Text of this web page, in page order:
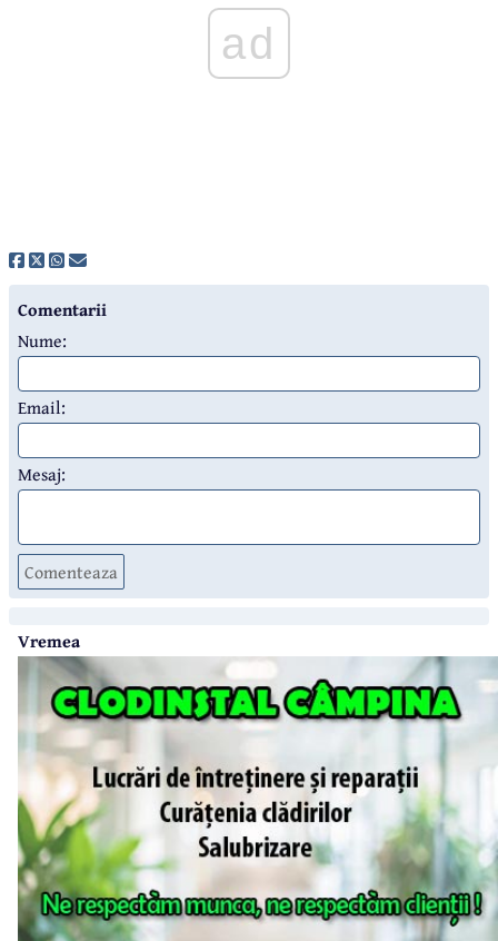
ad
Comentarii
Nume:
Email:
Mesaj:
Comenteaza
Vremea